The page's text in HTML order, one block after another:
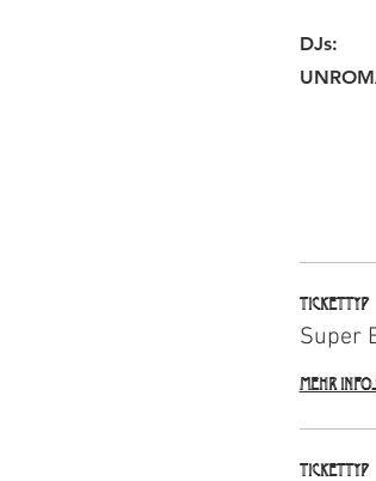
DJs:
Tickettyp
Super
Mehr
Tickettyp